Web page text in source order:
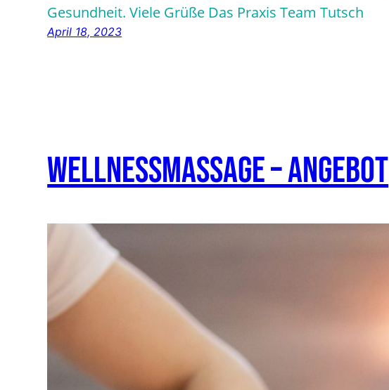
Gesundheit. Viele Grüße Das Praxis Team Tutsch
April 18, 2023
Wellnessmassage – Angebot